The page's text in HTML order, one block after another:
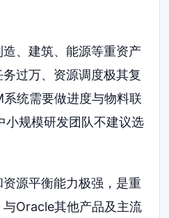
造、建筑、能源等重资产
过万、资源调度极其复
统需要做进度与物料联
小规模研发团队不建议选
资源平衡能力极强，是重
Oracle其他产品及主流